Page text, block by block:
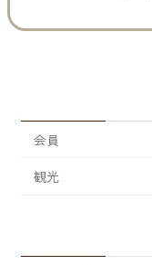
会員
観光